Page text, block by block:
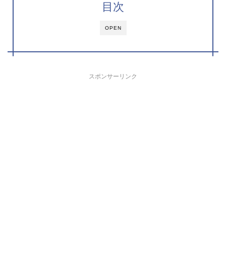
OPEN
目次
スポンサーリンク